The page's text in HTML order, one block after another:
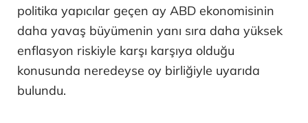
politika yapıcılar geçen ay ABD ekonomisinin
daha yavaş büyümenin yanı sıra daha yüksek
enflasyon riskiyle karşı karşıya olduğu
konusunda neredeyse oy birliğiyle uyarıda
bulundu.